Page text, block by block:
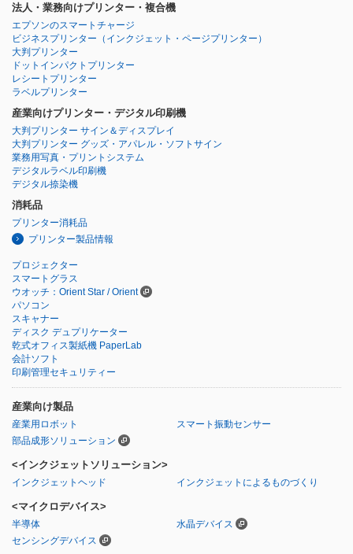
法人・業務向けプリンター・複合機
エプソンのスマートチャージ
ビジネスプリンター （インクジェット・ページプリンター）
大判プリンター
ドットインパクトプリンター
レシートプリンター
ラベルプリンター
産業向けプリンター・デジタル印刷機
大判プリンター サイン＆ディスプレイ
大判プリンター グッズ・アパレル・ソフトサイン
業務用写真・プリントシステム
デジタルラベル印刷機
デジタル捺染機
消耗品
プリンター消耗品
プリンター製品情報
プロジェクター
スマートグラス
ウオッチ：Orient Star / Orient
パソコン
スキャナー
ディスク デュプリケーター
乾式オフィス製紙機 PaperLab
会計ソフト
印刷管理セキュリティー
産業向け製品
産業用ロボット
スマート振動センサー
部品成形ソリューション
<インクジェットソリューション>
インクジェットヘッド インクジェットによるものづくり
<マイクロデバイス>
半導体
水晶デバイス
センシングデバイス